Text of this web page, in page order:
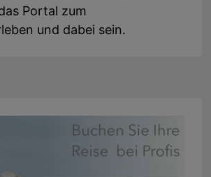
Portal zum
und dabei sein.